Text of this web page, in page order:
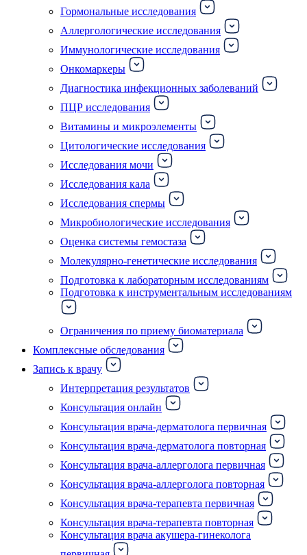
Гормональные исследования
Аллергологические исследования
Иммунологические исследования
Онкомаркеры
Диагностика инфекционных заболеваний
ПЦР исследования
Витамины и микроэлементы
Цитологические исследования
Исследования мочи
Исследования кала
Исследования спермы
Микробиологические исследования
Оценка системы гемостаза
Молекулярно-генетические исследования
Подготовка к лабораторным исследованиям
Подготовка к инструментальным исследованиям
Ограничения по приему биоматериала
Комплексные обследования
Запись к врачу
Интерпретация результатов
Консультация онлайн
Консультация врача-дерматолога первичная
Консультация врача-дерматолога повторная
Консультация врача-аллерголога первичная
Консультация врача-аллерголога повторная
Консультация врача-терапевта первичная
Консультация врача-терапевта повторная
Консультация врача акушера-гинеколога